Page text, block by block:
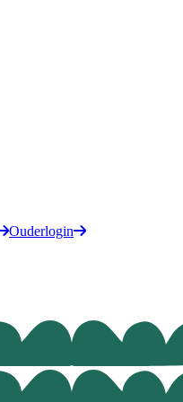
Ouderlogin